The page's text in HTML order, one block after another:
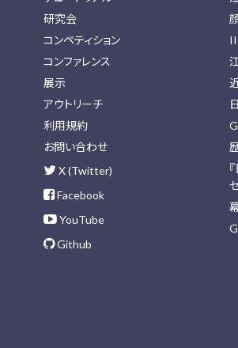
研究会
コンペティション
コンファレンス
展示
アウトリーチ
利用規約
お問い合わせ
X (Twitter)
Facebook
YouTube
Github